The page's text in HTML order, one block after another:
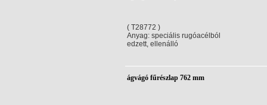
( T28772 )
Anyag: speciális rugóacélból
edzett, ellenálló
ágvágó fűrészlap 762 mm